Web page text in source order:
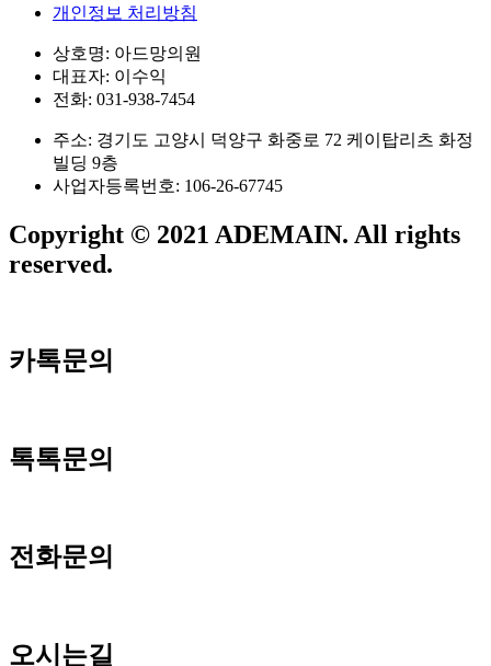
개인정보 처리방침
상호명: 아드망의원
대표자: 이수익
전화: 031-938-7454
주소: 경기도 고양시 덕양구 화중로 72 케이탑리츠 화정
빌딩 9층
사업자등록번호: 106-26-67745
Copyright © 2021 ADEMAIN. All rights
reserved.
카톡문의
톡톡문의
전화문의
오시는길